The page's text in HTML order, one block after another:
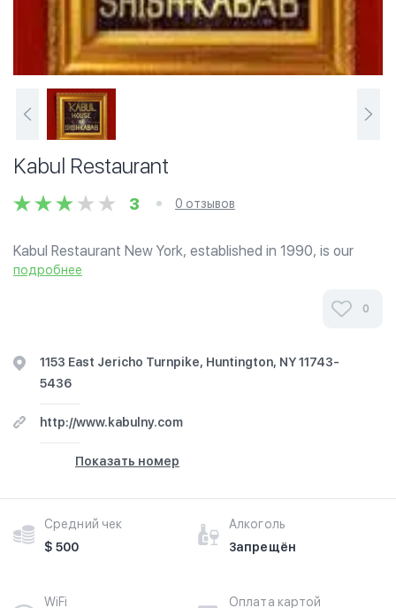
Kabul Restaurant
3 0 отзывов
Kabul Restaurant New York, established in 1990, is our
third restaurant of its kind in the States founded by my
подробнее
0
1153 East Jericho Turnpike, Huntington, NY 11743-
5436
http://www.kabulny.com
Показать номер
Средний чек
$ 500
Алкоголь
Запрещён
WiFi
Оплата картой